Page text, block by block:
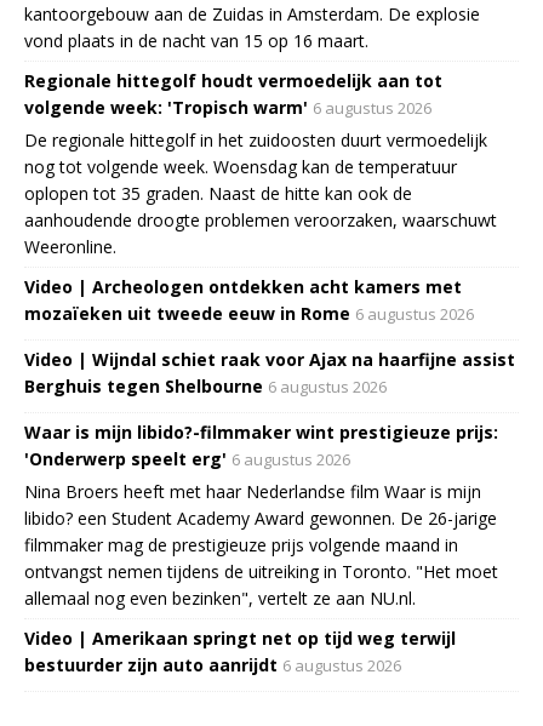
kantoorgebouw aan de Zuidas in Amsterdam. De explosie
vond plaats in de nacht van 15 op 16 maart.
Regionale hittegolf houdt vermoedelijk aan tot
volgende week: 'Tropisch warm' 6 augustus 2026
De regionale hittegolf in het zuidoosten duurt vermoedelijk
nog tot volgende week. Woensdag kan de temperatuur
oplopen tot 35 graden. Naast de hitte kan ook de
aanhoudende droogte problemen veroorzaken, waarschuwt
Weeronline.
Video | Archeologen ontdekken acht kamers met
mozaïeken uit tweede eeuw in Rome 6 augustus 2026
Video | Wijndal schiet raak voor Ajax na haarfijne assist
Berghuis tegen Shelbourne 6 augustus 2026
Waar is mijn libido?-filmmaker wint prestigieuze prijs:
'Onderwerp speelt erg' 6 augustus 2026
Nina Broers heeft met haar Nederlandse film Waar is mijn
libido? een Student Academy Award gewonnen. De 26-jarige
filmmaker mag de prestigieuze prijs volgende maand in
ontvangst nemen tijdens de uitreiking in Toronto. "Het moet
allemaal nog even bezinken", vertelt ze aan NU.nl.
Video | Amerikaan springt net op tijd weg terwijl
bestuurder zijn auto aanrijdt 6 augustus 2026